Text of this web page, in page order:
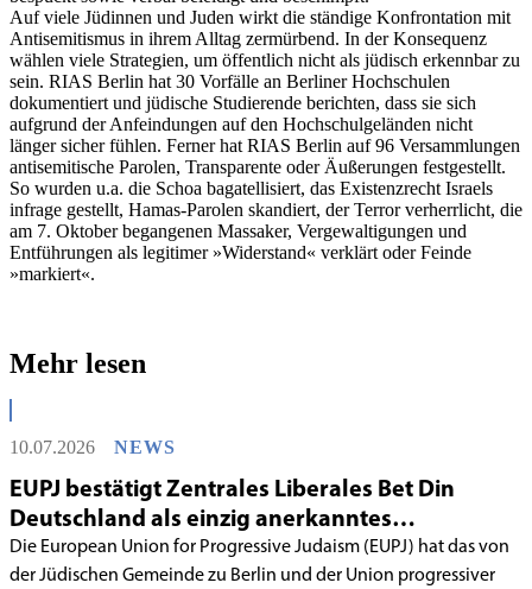
Auf viele Jüdinnen und Juden wirkt die ständige Konfrontation mit
Antisemitismus in ihrem Alltag zermürbend. In der Konsequenz
wählen viele Strategien, um öffentlich nicht als jüdisch erkennbar zu
sein. RIAS Berlin hat 30 Vorfälle an Berliner Hochschulen
dokumentiert und jüdische Studierende berichten, dass sie sich
aufgrund der Anfeindungen auf den Hochschulgeländen nicht
länger sicher fühlen. Ferner hat RIAS Berlin auf 96 Versammlungen
antisemitische Parolen, Transparente oder Äußerungen festgestellt.
So wurden u.a. die Schoa bagatellisiert, das Existenzrecht Israels
infrage gestellt, Hamas-Parolen skandiert, der Terror verherrlicht, die
am 7. Oktober begangenen Massaker, Vergewaltigungen und
Entführungen als legitimer »Widerstand« verklärt oder Feinde
»markiert«.
Mehr lesen
10.07.2026 NEWS
EUPJ bestätigt Zentrales Liberales Bet Din
Deutschland als einzig anerkanntes
liberales Rabbinatsgericht
Die European Union for Progressive Judaism (EUPJ) hat das von
der Jüdischen Gemeinde zu Berlin und der Union progressiver